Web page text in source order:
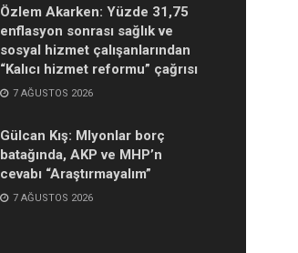
Özlem Akarken: Yüzde 31,75
enflasyon sonrası sağlık ve
sosyal hizmet çalışanlarından
“Kalıcı hizmet reformu” çağrısı
7 AĞUSTOS 2026
Gülcan Kış: Mlyonlar borç
batağında, AKP ve MHP’n
cevabı “Araştırmayalım”
7 AĞUSTOS 2026